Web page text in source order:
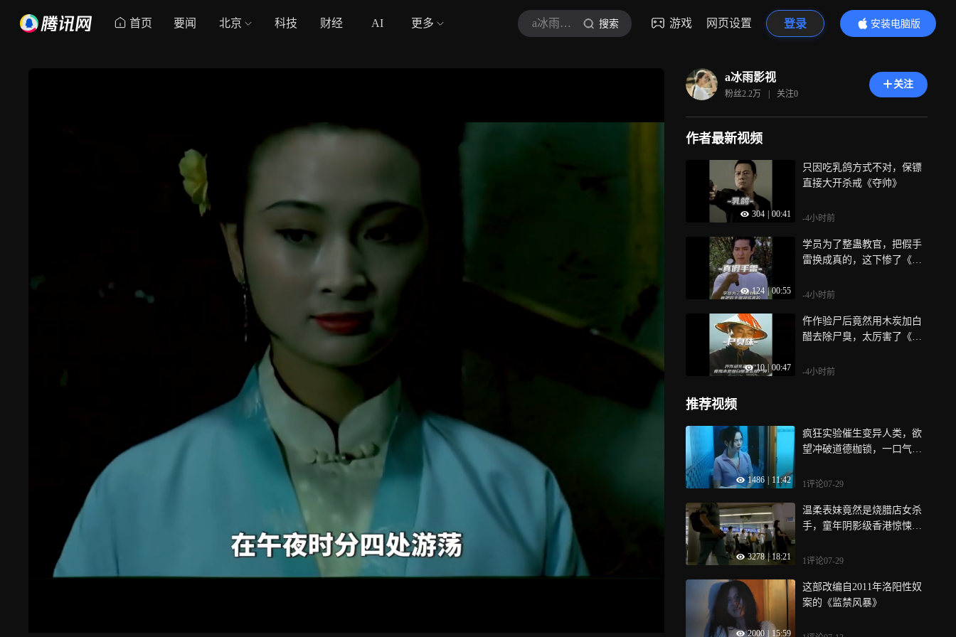
首页 要闻 北京 科技 财经 AI 更多 a冰雨影视 搜索 游戏 网页设置 登录
安装电脑版
内容更精彩
a冰雨影视
粉丝2.2万 | 关注0
关注
作者最新视频
304 00:41
只因吃乳鸽方式不对，保镖
直接大开杀戒《夺帅》
-4小时前
124 | 00:55
学员为了整蛊教官，把假手
雷换成真的，这下惨了《A
-4小时前
10 00:47
仵作验尸后竟然用木炭加白
醋去除尸臭，太厉害了《赶
-4小时前
推荐视频
1486 11:42
疯狂实验催生变异人类，欲
望冲破道德枷锁，一口气看
1评论07-29
3278 18:21
温柔表妹竟然是烧腊店女杀
手，童年阴影级香港惊悚
1评论07-29
2000 15:59
这部改编自2011年洛阳性奴
案的《监禁风暴》